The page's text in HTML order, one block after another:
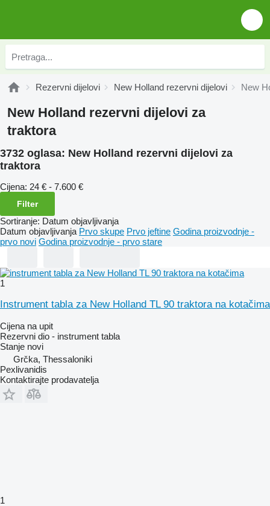
Rezervni dijelovi New Holland rezervni dijelovi New
New Holland rezervni dijelovi za
traktora
3732 oglasa: New Holland rezervni dijelovi za
traktora
Cijena: 24 € - 7.600 €
Filter
Sortiranje: Datum objavljivanja
Datum objavljivanja Prvo skupe Prvo jeftine Godina proizvodnje -
prvo novi Godina proizvodnje - prvo stare
1
Instrument tabla za New Holland TL 90 traktora na kotačima
Cijena na upit
Rezervni dio - instrument tabla
Stanje novi
Grčka, Thessaloniki
Pexlivanidis
Kontaktirajte prodavatelja
1